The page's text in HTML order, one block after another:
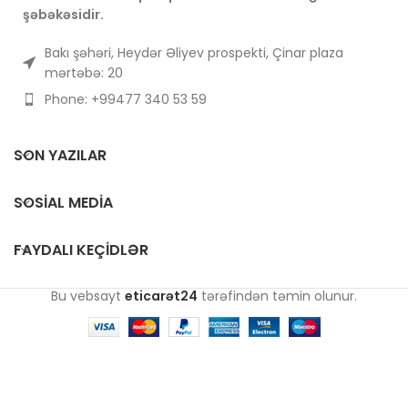
şəbəkəsidir.
Bakı şəhəri, Heydər Əliyev prospekti, Çinar plaza
mərtəbə: 20
Phone: +99477 340 53 59
SON YAZILAR
SOSIAL MEDIA
FAYDALI KEÇIDLƏR
Bu vebsayt eticarət24 tərəfindən təmin olunur.